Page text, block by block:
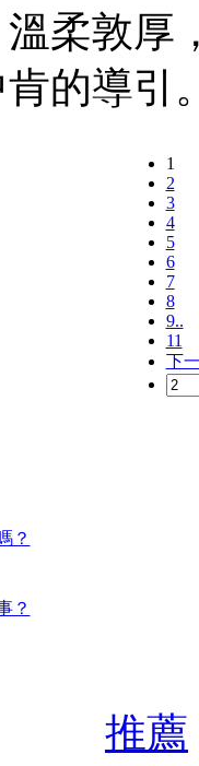
柔敦厚
的導引
1
2
3
4
5
6
7
8
9..
11
下
？
？
推薦